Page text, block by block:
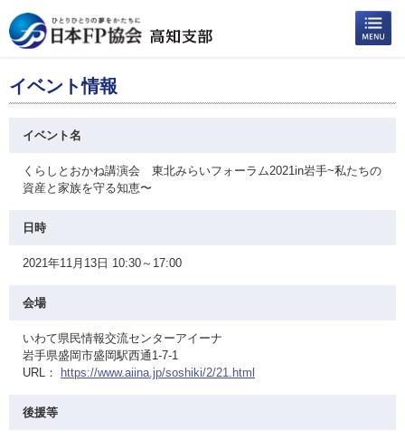
イベント情報
イベント名
くらしとおかね講演会 東北みらいフォーラム2021in岩手~私たちの
資産と家族を守る知恵〜
日時
2021年11月13日 10:30～17:00
会場
いわて県民情報交流センターアイーナ
岩手県盛岡市盛岡駅西通1-7-1
URL：
https://www.aiina.jp/soshiki/2/21.html
後援等